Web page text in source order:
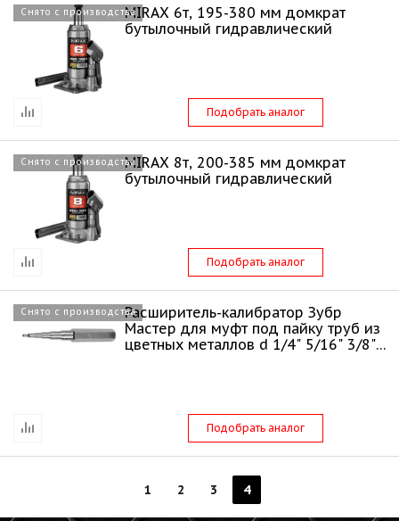
Снято с производстваMIRAX 6т, 195-380 мм домкрат
бутылочный гидравлический
Подобрать аналог
Снято с производстваMIRAX 8т, 200-385 мм домкрат
бутылочный гидравлический
Подобрать аналог
Снято с производстваРасширитель-калибратор Зубр
Мастер для муфт под пайку труб из
цветных металлов d 1/4" 5/16" 3/8"
Подобрать аналог
1 2 3 4